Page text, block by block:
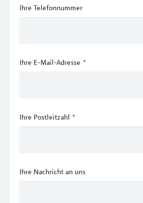
Ihre Telefonnummer
Ihre E-Mail-Adresse *
Ihre Postleitzahl *
Ihre Nachricht an uns